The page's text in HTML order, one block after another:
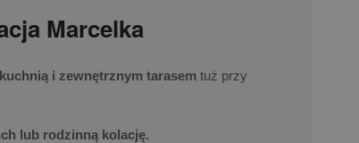
Marcelka
i zewnętrznym tarasem tuż przy
lub rodzinną kolację.